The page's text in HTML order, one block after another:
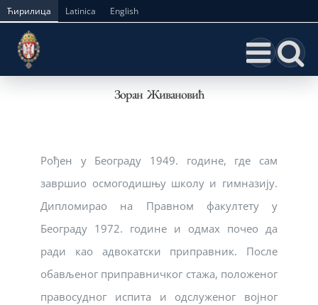
Skip
content
Ћирилица Latinica English
Зоран Живановић
Рођен у Београду 1949. године, где сам
завршио осмогодишњу школу и гимназију.
Дипломирао на Правном факултету у
Београду 1972. године и одмах почео да
ради као адвокатски приправник. После
обављеног приправничког стажа, положеног
правосудног испита и одслуженог војног